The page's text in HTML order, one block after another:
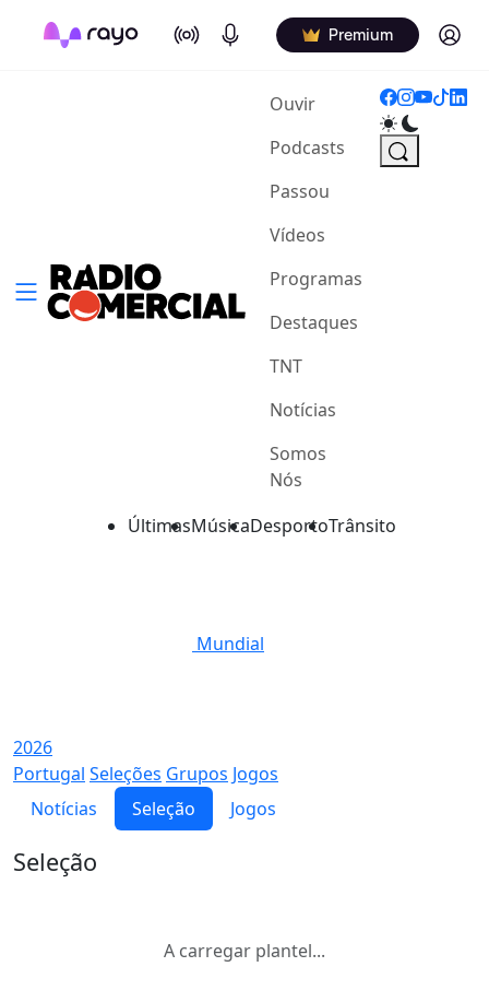
On Air Podcasts Premium Log in
Ouvir(current)
Podcasts
Passou
Vídeos
Programas
Destaques
TNT
Notícias
Somos
Nós
ÚltimasMúsicaDesportoTrânsito
Mundial
2026
Portugal Seleções Grupos Jogos
Notícias
Seleção Jogos
Seleção
A carregar plantel...